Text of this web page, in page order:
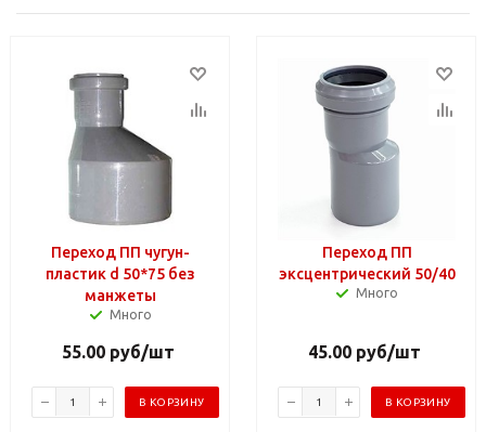
Переход ПП чугун-
пластик d 50*75 без
манжеты
Много
55.00 руб/шт
В КОРЗИНУ
Переход ПП
эксцентрический 50/40
Много
45.00 руб/шт
В КОРЗИНУ